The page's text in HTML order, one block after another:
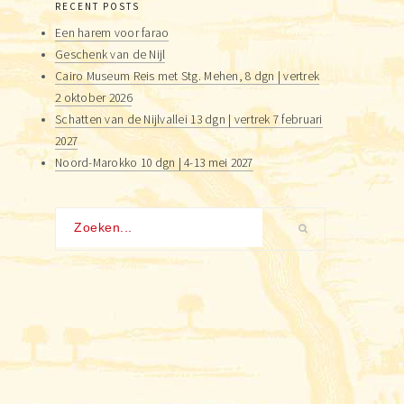
RECENT POSTS
Een harem voor farao
Geschenk van de Nijl
Cairo Museum Reis met Stg. Mehen, 8 dgn | vertrek
2 oktober 2026
Schatten van de Nijlvallei 13 dgn | vertrek 7 februari
2027
Noord-Marokko 10 dgn | 4-13 mei 2027